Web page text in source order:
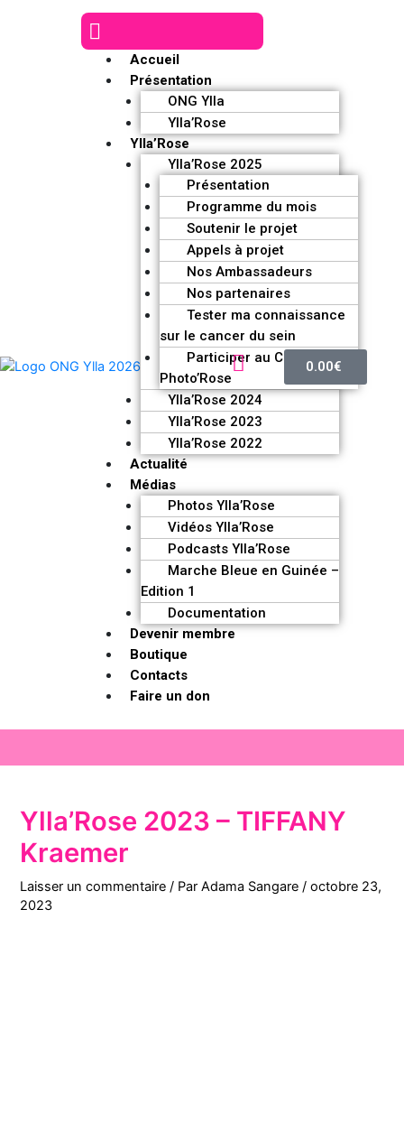
Accueil
Présentation
ONG Ylla
Ylla’Rose
Ylla’Rose
Ylla’Rose 2025
Présentation
Programme du mois
Soutenir le projet
Appels à projet
Nos Ambassadeurs
Nos partenaires
Tester ma connaissance
sur le cancer du sein
Participer au Challenge
Photo’Rose
Ylla’Rose 2024
Ylla’Rose 2023
Ylla’Rose 2022
Actualité
Médias
Photos Ylla’Rose
Vidéos Ylla’Rose
Podcasts Ylla’Rose
Marche Bleue en Guinée –
Edition 1
Documentation
Devenir membre
Boutique
Contacts
Faire un don
0.00€
Ylla’Rose 2023 – TIFFANY
Kraemer
Laisser un commentaire / ParAdama Sangare /octobre 23,
2023